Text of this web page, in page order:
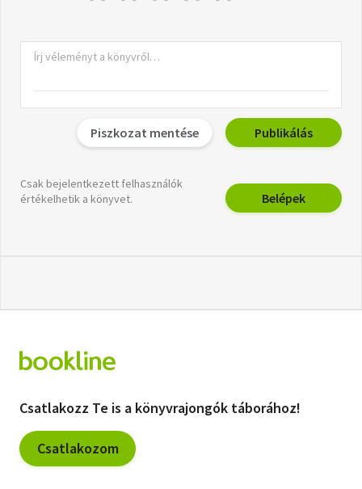
Piszkozat mentése Publikálás
Csak bejelentkezett felhasználók
értékelhetik a könyvet.
Belépek
Csatlakozz Te is a könyvrajongók táborához!
Csatlakozom